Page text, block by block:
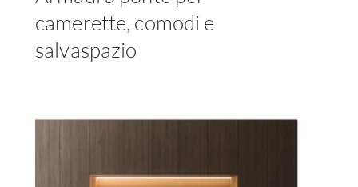
camerette, comodi e
salvaspazio